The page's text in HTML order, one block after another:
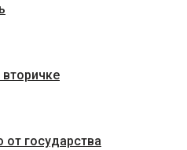
вторичке
от государства